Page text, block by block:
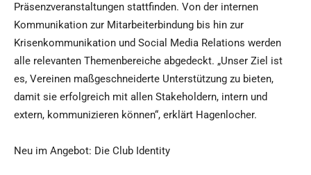
Präsenzveranstaltungen stattfinden. Von der internen
Kommunikation zur Mitarbeiterbindung bis hin zur
Krisenkommunikation und Social Media Relations werden
alle relevanten Themenbereiche abgedeckt. „Unser Ziel ist
es, Vereinen maßgeschneiderte Unterstützung zu bieten,
damit sie erfolgreich mit allen Stakeholdern, intern und
extern, kommunizieren können“, erklärt Hagenlocher.
Neu im Angebot: Die Club Identity